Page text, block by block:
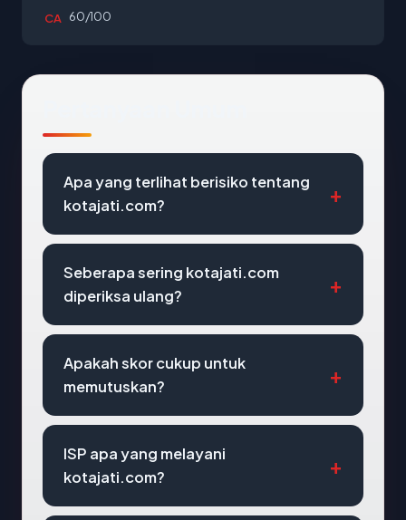
CA 60/100
Apa yang terlihat berisiko tentang
kotajati.com?
Seberapa sering kotajati.com
diperiksa ulang?
Apakah skor cukup untuk
memutuskan?
ISP apa yang melayani
kotajati.com?